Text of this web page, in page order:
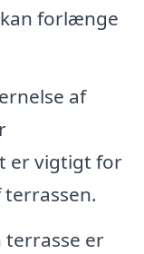
forlænge
af
er vigtigt for
terrasse er